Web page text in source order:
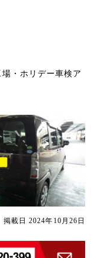
・ホリデー車検ア
掲載日 2024年10月26日